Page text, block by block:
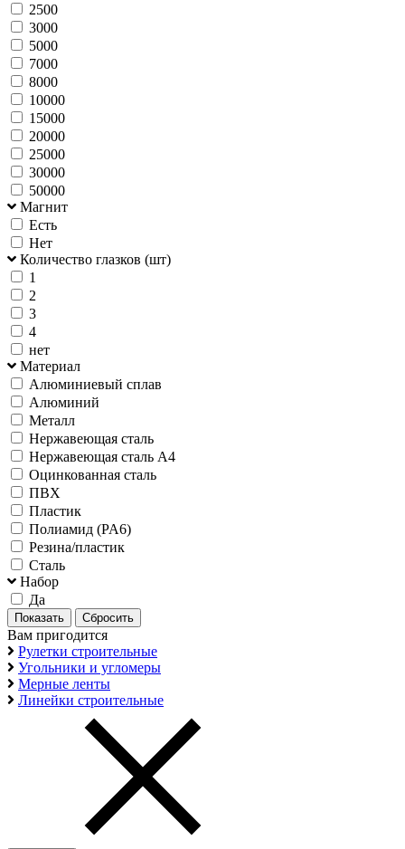
2500
3000
5000
7000
8000
10000
15000
20000
25000
30000
50000
Магнит
Есть
Нет
Количество глазков (шт)
1
2
3
4
нет
Материал
Алюминиевый сплав
Алюминий
Металл
Нержавеющая сталь
Нержавеющая сталь А4
Оцинкованная сталь
ПВХ
Пластик
Полиамид (PA6)
Резина/пластик
Сталь
Набор
Да
Вам пригодится
Рулетки строительные
Угольники и угломеры
Мерные ленты
Линейки строительные